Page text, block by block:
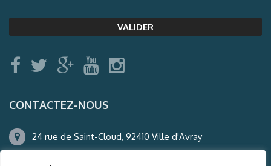
CONTACTEZ-NOUS
24 rue de Saint-Cloud, 92410 Ville d'Avray